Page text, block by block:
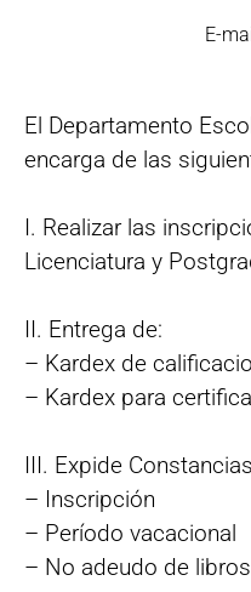
E-
El Departamento
encarga de las
I. Realizar las
Licenciatura y
II. Entrega de:
– Kardex de
– Kardex para
III. Expide
– Inscripción
– Período vacacional
– No adeudo de